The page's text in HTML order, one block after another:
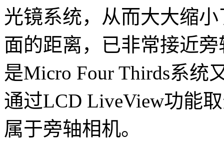
光镜系统，从而大大缩
面的距离，已非常接近
是Micro Four Thirds系统
通过LCD LiveView功能
属于旁轴相机。